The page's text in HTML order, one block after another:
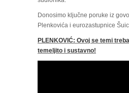
Donosimo ključne poruke iz
Plenkovića i eurozastupnice
PLENKOVIĆ: Ovoj se temi
temeljito i sustavno!